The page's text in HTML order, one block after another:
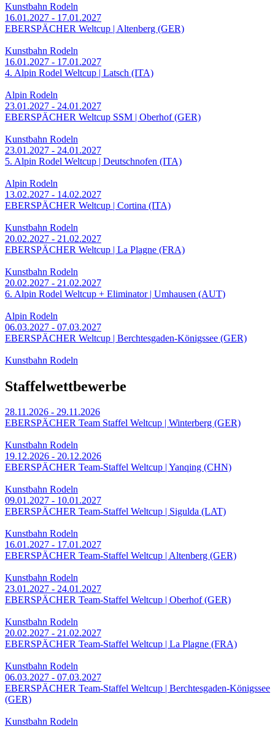
Kunstbahn Rodeln
16.01.2027 - 17.01.2027
EBERSPÄCHER Weltcup | Altenberg (GER)
Kunstbahn Rodeln
16.01.2027 - 17.01.2027
4. Alpin Rodel Weltcup | Latsch (ITA)
Alpin Rodeln
23.01.2027 - 24.01.2027
EBERSPÄCHER Weltcup SSM | Oberhof (GER)
Kunstbahn Rodeln
23.01.2027 - 24.01.2027
5. Alpin Rodel Weltcup | Deutschnofen (ITA)
Alpin Rodeln
13.02.2027 - 14.02.2027
EBERSPÄCHER Weltcup | Cortina (ITA)
Kunstbahn Rodeln
20.02.2027 - 21.02.2027
EBERSPÄCHER Weltcup | La Plagne (FRA)
Kunstbahn Rodeln
20.02.2027 - 21.02.2027
6. Alpin Rodel Weltcup + Eliminator | Umhausen (AUT)
Alpin Rodeln
06.03.2027 - 07.03.2027
EBERSPÄCHER Weltcup | Berchtesgaden-Königssee (GER)
Kunstbahn Rodeln
Staffelwettbewerbe
28.11.2026 - 29.11.2026
EBERSPÄCHER Team Staffel Weltcup | Winterberg (GER)
Kunstbahn Rodeln
19.12.2026 - 20.12.2026
EBERSPÄCHER Team-Staffel Weltcup | Yanqing (CHN)
Kunstbahn Rodeln
09.01.2027 - 10.01.2027
EBERSPÄCHER Team-Staffel Weltcup | Sigulda (LAT)
Kunstbahn Rodeln
16.01.2027 - 17.01.2027
EBERSPÄCHER Team-Staffel Weltcup | Altenberg (GER)
Kunstbahn Rodeln
23.01.2027 - 24.01.2027
EBERSPÄCHER Team-Staffel Weltcup | Oberhof (GER)
Kunstbahn Rodeln
20.02.2027 - 21.02.2027
EBERSPÄCHER Team-Staffel Weltcup | La Plagne (FRA)
Kunstbahn Rodeln
06.03.2027 - 07.03.2027
EBERSPÄCHER Team-Staffel Weltcup | Berchtesgaden-Königssee
(GER)
Kunstbahn Rodeln